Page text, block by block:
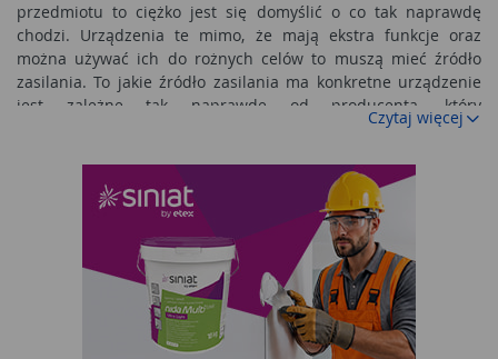
przedmiotu to ciężko jest się domyślić o co tak naprawdę
chodzi. Urządzenia te mimo, że mają ekstra funkcje oraz
można używać ich do rożnych celów to muszą mieć źródło
zasilania. To jakie źródło zasilania ma konkretne urządzenie
jest zależne tak naprawdę od producenta, który
wyprodukował dane urządzenie. Jednakże najczęściej
pomocą ładowarki. Występują także urządzenia na baterie,
akumulatorki oraz zasilane bezpośrednio z sieci. Zdarzają się
osoby, że gdy wybierają konkretne urządzenie to przywiązują
bardzo dużą uwagę to tego, jakie źródło zasilania posiadają.
Jest to zespół, który składa się z jednakowych ogniw
galwanicznych, jakie w efekcie reakcji elektrochemicznej
Czytaj więcej